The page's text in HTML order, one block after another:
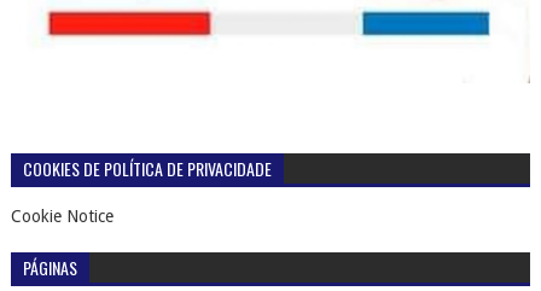
COOKIES DE POLÍTICA DE PRIVACIDADE
Cookie Notice
PÁGINAS